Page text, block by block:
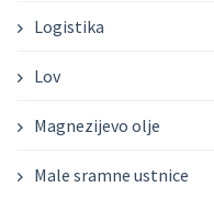
Logistika
Lov
Magnezijevo olje
Male sramne ustnice